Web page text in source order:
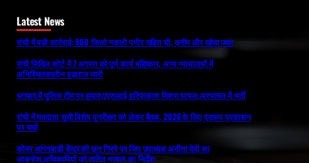
Latest News
रांची में बड़ी कार्रवाई: 800 किलो नकली पनीर सहित घी, क्रीम और खोवा जब्त
रांची सिविल कोर्ट में 7 अगस्त को पूर्ण कार्य बहिष्कार, अन्य न्यायालयों में
अनिश्चितकालीन हड़ताल जारी
धनबाद में पुलिस टीम पर हमला,एएसआई हरिप्रकाश मिश्रा घायल,अस्पताल में भर्ती
रांची में मतदाता सूची विशेष पुनरीक्षण को लेकर बैठक, 2026 के लिए प्रारूप प्रकाशन
पर चर्चा
कोमर आंगनबाड़ी केंद्र की छत गिरने पर जिप उपाध्यक्ष अनीता देवी का
आक्रोश,अधिकारियों को त्वरित मरम्मत का निर्देश